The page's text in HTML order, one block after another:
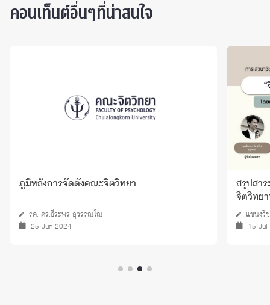
คอนเท็นต์อื่นๆที่น่าสนใจ
ภูมิหลังการจัดตั้งคณะจิตวิทยา
รศ. ดร.ธีระพร อุวรรณโณ
25 Jun 2024
สรุปสา
จิตวิทย
แขนงวิ
15